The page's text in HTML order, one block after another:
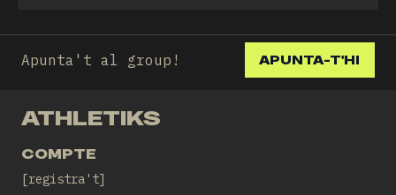
Apunta't al group! APUNTA-T'HI
ATHLETIKS
COMPTE
registra't